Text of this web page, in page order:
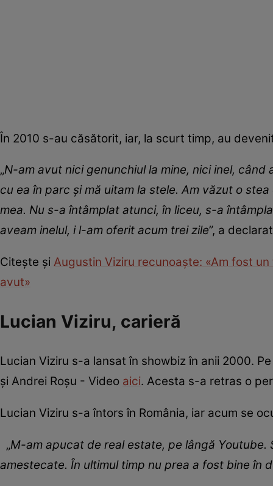
În 2010 s-au căsătorit, iar, la scurt timp, au
„N-am avut nici genunchiul la mine, nici inel,
cu ea în parc și mă uitam la stele. Am văzut o
mea. Nu s-a întâmplat atunci, în liceu, s-a
aveam inelul, i l-am oferit acum trei zile”, a
Citește și Augustin Viziru recunoaște: «Am fost
avut»
Lucian Viziru, carieră
Lucian Viziru s-a lansat în showbiz în anii 2000.
și Andrei Roșu - Video aici. Acesta s-a retras o
Lucian Viziru s-a întors în România, iar acum se
„M-am apucat de real estate, pe lângă
amestecate. În ultimul timp nu prea a fost bine în